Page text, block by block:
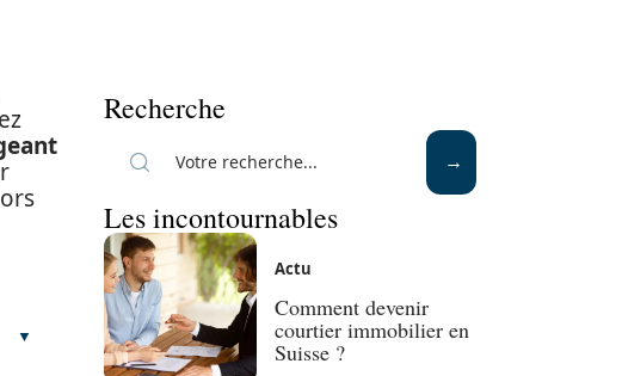
Recherche
Les incontournables
Actu
Comment devenir
courtier immobilier en
Suisse ?